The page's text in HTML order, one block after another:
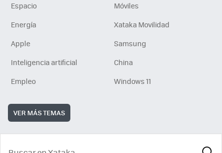
Espacio
Móviles
Energía
Xataka Movilidad
Apple
Samsung
Inteligencia artificial
China
Empleo
Windows 11
VER MÁS TEMAS